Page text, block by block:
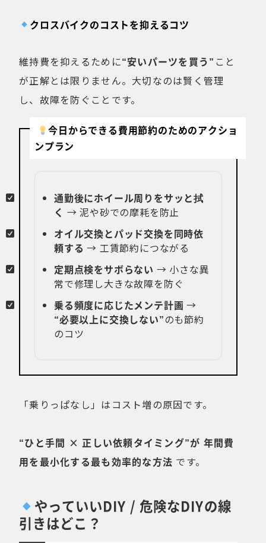
クロスバイクのコストを抑えるコツ
維持費を抑えるために“安いパーツを買う” こと
が正解とは限りません。大切なのは賢く管理
し、故障を防ぐことです。
今日からできる費用節約のためのアクショ
ンプラン
通勤後にホイール周りをサッと拭
く → 泥や砂での摩耗を防止
オイル交換とパッド交換を同時依
頼する → 工賃節約につながる
定期点検をサボらない → 小さな異
常で修理し大きな故障を防ぐ
乗る頻度に応じたメンテ計画 →
“必要以上に交換しない”のも節約
のコツ
「乗りっぱなし」はコスト増の原因です。
“ひと手間 × 正しい依頼タイミング”が 年間費
用を最小化する最も効率的な方法 です。
やっていいDIY / 危険なDIYの線
引きはどこ？